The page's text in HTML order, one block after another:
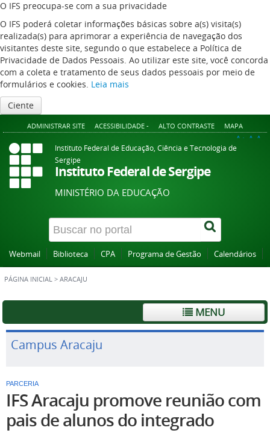
O IFS preocupa-se com a sua privacidade
O IFS poderá coletar informações básicas sobre a(s) visita(s)
realizada(s) para aprimorar a experiência de navegação dos
visitantes deste site, segundo o que estabelece a Política de
Privacidade de Dados Pessoais. Ao utilizar este site, você concorda
com a coleta e tratamento de seus dados pessoais por meio de
formulários e cookies. Leia mais
Ciente
ADMINISTRAR SITE ACESSIBILIDADE - ALTO CONTRASTE MAPA
A+ A A-
Instituto Federal de Educação, Ciência e Tecnologia de
Sergipe
Instituto Federal de Sergipe
MINISTÉRIO DA EDUCAÇÃO
Webmail Biblioteca CPA Programa de Gestão Calendários
PÁGINA INICIAL > ARACAJU
MENU
Campus Aracaju
PARCERIA
IFS Aracaju promove reunião com
pais de alunos do integrado